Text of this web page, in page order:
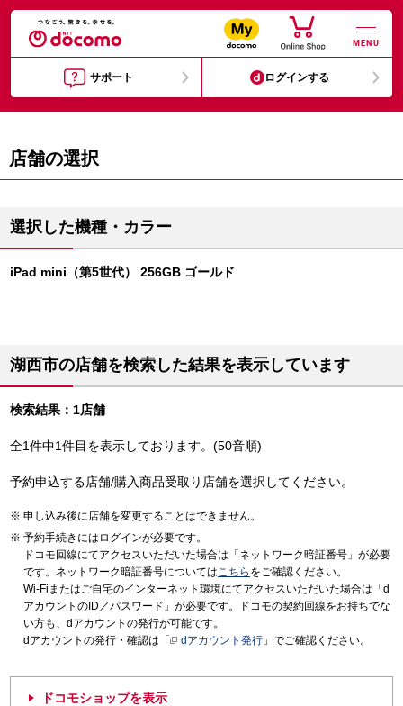
MENU
サポート ログインする
店舗の選択
選択した機種・カラー
iPad mini（第5世代） 256GB ゴールド
湖西市の店舗を検索した結果を表示しています
検索結果：1店舗
全1件中1件目を表示しております。(50音順)
予約申込する店舗/購入商品受取り店舗を選択してください。
申し込み後に店舗を変更することはできません。
予約手続きにはログインが必要です。
ドコモ回線にてアクセスいただいた場合は「ネットワーク暗証番号」が必要
です。ネットワーク暗証番号についてはこちら をご確認ください。
Wi-Fiまたはご自宅のインターネット環境にてアクセスいただいた場合は「d
アカウントのID／パスワード」が必要です。ドコモの契約回線をお持ちでな
い方も、dアカウントの発行が可能です。
dアカウントの発行・確認は「
dアカウント発行 」でご確認ください。
ドコモショップを表示